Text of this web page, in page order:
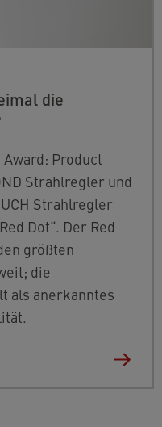
die
Product
Strahlregler und
Strahlregler
Dot“. Der Red
größten
die
als anerkanntes